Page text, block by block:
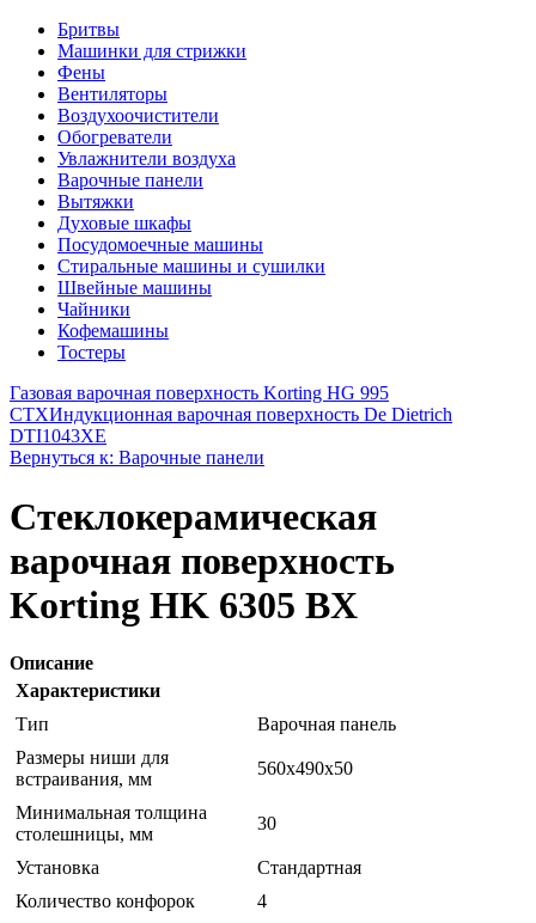
Бритвы
Машинки для стрижки
Фены
Вентиляторы
Воздухоочистители
Обогреватели
Увлажнители воздуха
Варочные панели
Вытяжки
Духовые шкафы
Посудомоечные машины
Стиральные машины и сушилки
Швейные машины
Чайники
Кофемашины
Тостеры
Газовая варочная поверхность Korting HG 995
CTXИндукционная варочная поверхность De Dietrich
DTI1043XE
Вернуться к: Варочные панели
Стеклокерамическая
варочная поверхность
Korting HK 6305 BX
Описание
Характеристики
Тип
Варочная панель
Размеры ниши для
встраивания, мм
560х490х50
Минимальная толщина
столешницы, мм
30
Установка
Стандартная
Количество конфорок
4